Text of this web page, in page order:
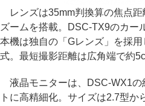
レンズは35mm判換算の焦点距
ズームを搭載。DSC-TX9のカー
本機は独自の「Gレンズ」を採
式。最短撮影距離は広角端で約
液晶モニターは、DSC-WX1の
トに高精細化。サイズは2.7型か